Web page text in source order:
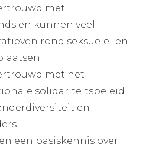
met
en kunnen veel
rond seksuele- en
met het
solidariteitsbeleid
en
een basiskennis over